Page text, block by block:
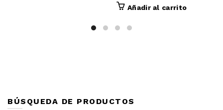
Añadir al carrito
BÚSQUEDA DE PRODUCTOS